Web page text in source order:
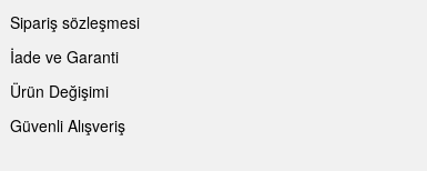
Sipariş sözleşmesi
İade ve Garanti
Ürün Değişimi
Güvenli Alışveriş